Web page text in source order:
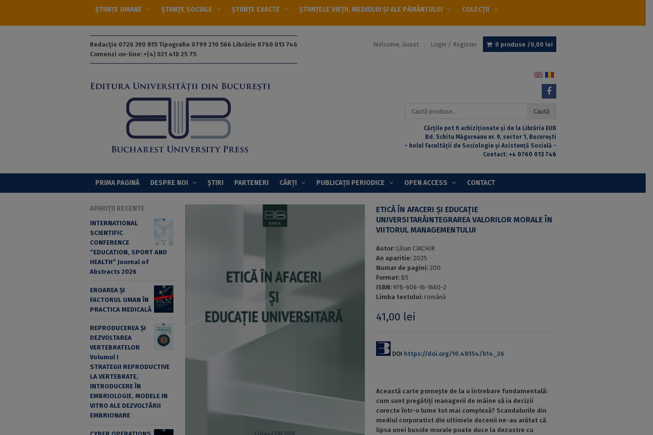
ȘTIINȚE UMANE ȘTIINȚE SOCIALE ȘTIINȚE EXACTE ȘTIINȚELE VIEȚII, MEDIULUI ȘI ALE PĂMÂNTULUI COLECȚII
Redacție 0726 390 815 Tipografie 0799 210 566 Librărie 0760 013 746
Comenzi on-line: +(4) 021 410 25 75
Welcome, Guest Login / Register 0 produse /0,00 lei
Caută
Caută
Cărțile pot fi achiziționate și de la Librăria EUB
Bd. Schitu Măgureanu nr. 9, sector 1, București
- holul Facultății de Sociologie și Asistență Socială -
Contact: +4 0760 013 746
PRIMA PAGINĂ DESPRE NOI ȘTIRI PARTENERI CĂRȚI PUBLICAȚII PERIODICE OPEN ACCESS CONTACT
ETICĂ ÎN AFACERI ȘI EDUCAȚIE
UNIVERSITARĂINTEGRAREA VALORILOR MORALE ÎN
VIITORUL MANAGEMENTULUI
Autor: Lilian CIACHIR
An aparitie: 2025
Numar de pagini: 200
Format: B5
ISBN: 978-606-16-1660-2
Limba textului: română
41,00 lei
DOI https://doi.org/10.48154/b14_26
Această carte pornește de la o întrebare fundamentală:
cum sunt pregătiți managerii de mâine să ia decizii
corecte într-o lume tot mai complexă? Scandalurile din
mediul corporatist din ultimele decenii ne-au arătat că
lipsa unei busole morale poate duce la dezastre cu
APARIȚII RECENTE
INTERNATIONAL
SCIENTIFIC
CONFERENCE
“EDUCATION, SPORT AND
HEALTH” Journal of
Abstracts 2026
EROAREA ȘI
FACTORUL UMAN ÎN
PRACTICA MEDICALĂ
REPRODUCEREA ȘI
DEZVOLTAREA
VERTEBRATELOR
Volumul I
STRATEGII REPRODUCTIVE
LA VERTEBRATE,
INTRODUCERE ÎN
EMBRIOLOGIE, MODELE IN
VITRO ALE DEZVOLTĂRII
EMBRIONARE